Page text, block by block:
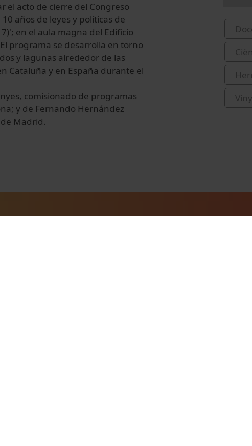
el acto de cierre del Congreso
años de leyes y políticas de
en el aula magna del Edificio
programa se desarrolla en torno
y lagunas alrededor de las
Cataluña y en España durante el
comisionado de programas
y de Fernando Hernández
Madrid.